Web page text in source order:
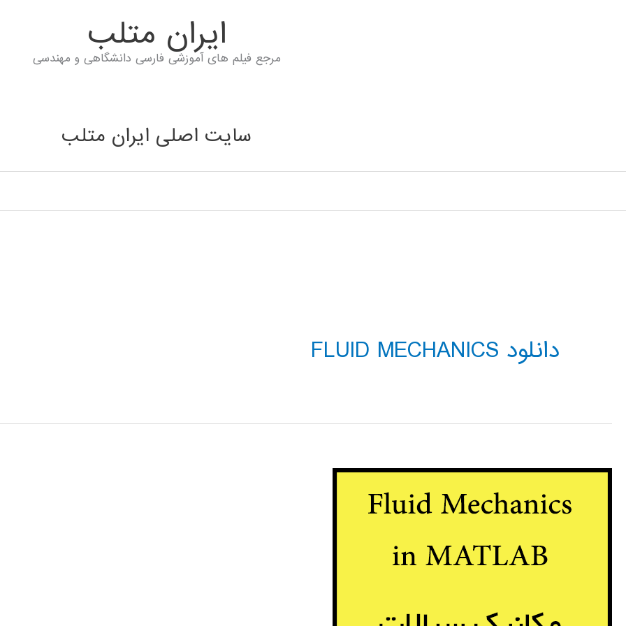
ايران متلب
مرجع فیلم های آموزشی فارسی دانشگاهی و مهندسی
سایت اصلی ایران متلب
دانلود FLUID MECHANICS